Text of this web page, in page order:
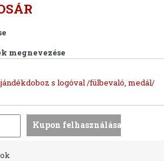
megnevezése
s logóval /fülbevaló, medál/